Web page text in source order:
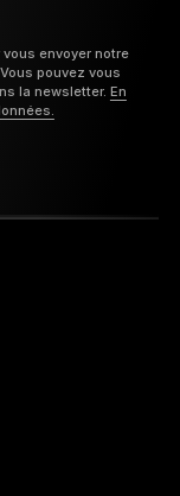
envoyer notre
pouvez vous
la newsletter. En